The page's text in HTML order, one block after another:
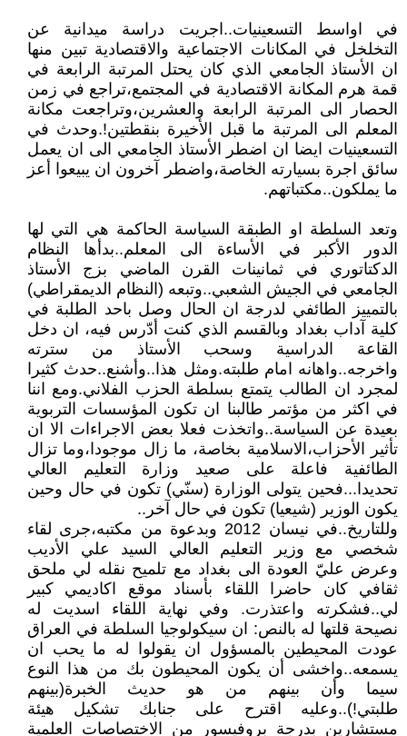
في اواسط التسعينيات..اجريت دراسة ميدانية عن
التخلخل في المكانات الاجتماعية والاقتصادية تبين منها
ان الأستاذ الجامعي الذي كان يحتل المرتبة الرابعة في
قمة هرم المكانة الاقتصادية في المجتمع،تراجع في زمن
الحصار الى المرتبة الرابعة والعشرين،وتراجعت مكانة
المعلم الى المرتبة ما قبل الأخيرة بنقطتين!.وحدث في
التسعينيات ايضا ان اضطر الأستاذ الجامعي الى ان يعمل
سائق اجرة بسيارته الخاصة،واضطر آخرون ان يبيعوا أعز
ما يملكون..مكتباتهم.
وتعد السلطة او الطبقة السياسة الحاكمة هي التي لها
الدور الأكبر في الأساءة الى المعلم..بدأها النظام
الدكتاتوري في ثمانينات القرن الماضي بزج الأستاذ
الجامعي في الجيش الشعبي..وتبعه (النظام الديمقراطي)
بالتمييز الطائفي لدرجة ان الحال وصل باحد الطلبة في
كلية آداب بغداد وبالقسم الذي كنت أدّرس فيه، ان دخل
القاعة الدراسية وسحب الأستاذ من سترته
واخرجه..واهانه امام طلبته.ومثل هذا..وأشنع..حدث كثيرا
لمجرد ان الطالب يتمتع بسلطة الحزب الفلاني.ومع اننا
في اكثر من مؤتمر طالبنا ان تكون المؤسسات التربوية
بعيدة عن السياسة..واتخذت فعلا بعض الاجراءات الا ان
تأثير الأحزاب،الاسلامية بخاصة، ما زال موجودا،وما تزال
الطائفية فاعلة على صعيد وزارة التعليم العالي
تحديدا...فحين يتولى الوزارة (سنّي) تكون في حال وحين
يكون الوزير (شيعيا) تكون في حال آخر..
وللتاريخ..في نيسان 2012 وبدعوة من مكتبه،جرى لقاء
شخصي مع وزير التعليم العالي السيد علي الأديب
وعرض عليّ العودة الى بغداد مع تلميح نقله لي ملحق
ثقافي كان حاضرا اللقاء بأسناد موقع اكاديمي كبير
لي..فشكرته واعتذرت. وفي نهاية اللقاء اسديت له
نصيحة قلتها له بالنص: ان سيكولوجيا السلطة في العراق
عودت المحيطين بالمسؤول ان يقولوا له ما يحب ان
يسمعه..واخشى أن يكون المحيطون بك من هذا النوع
سيما وأن بينهم من هو حديث الخبرة(بينهم
طلبتي!)..وعليه اقترح على جنابك تشكيل هيئة
مستشارين بدرجة بروفيسور من الاختصاصات العلمية